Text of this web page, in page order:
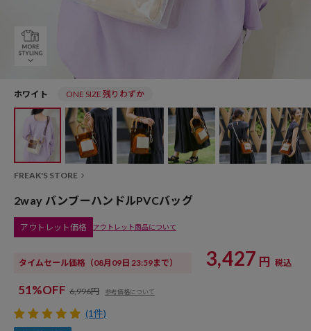
ホワイト ONE SIZE 残りわずか
FREAK'S STORE
2way バンブーハンドルPVCバッグ
アウトレット価格 アウトレット商品について
タイムセール価格 （08月09日 23:59まで） 3,427 円 税込
51%OFF 6,996円 参考価格について
(1件)